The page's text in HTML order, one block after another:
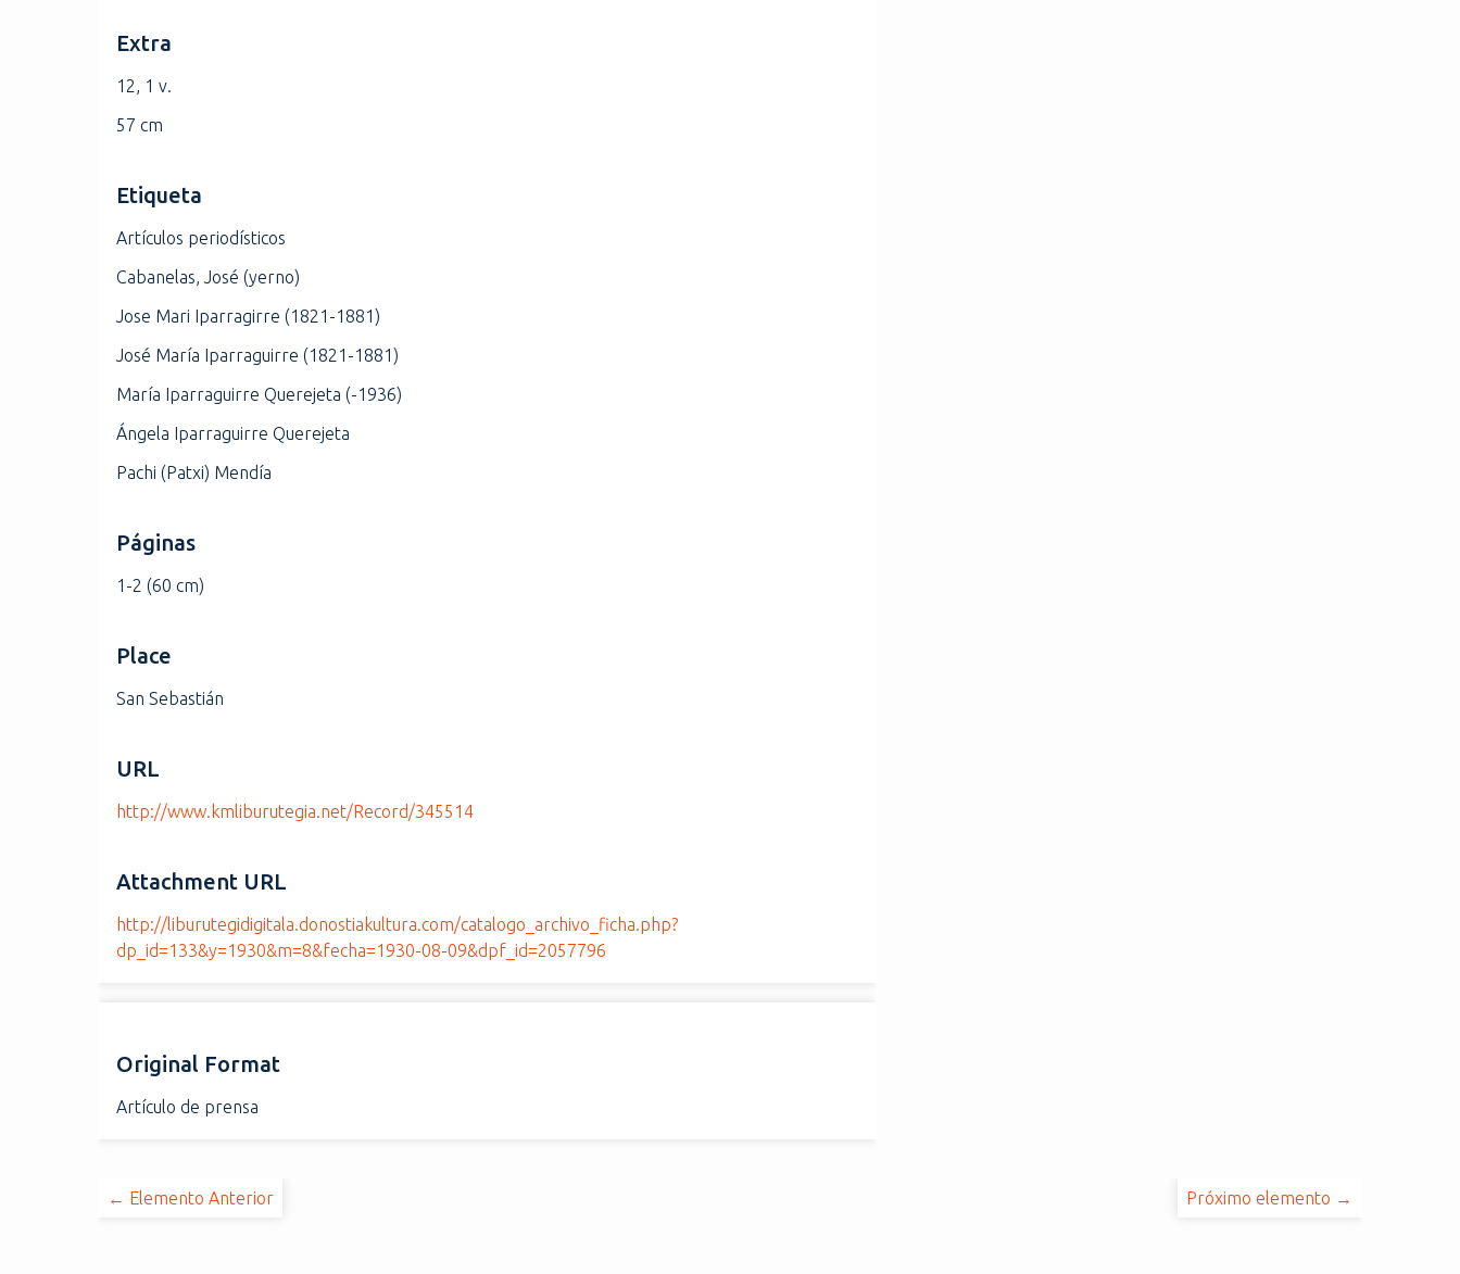
Extra
12, 1 v.
57 cm
Etiqueta
Artículos periodísticos
Cabanelas, José (yerno)
Jose Mari Iparragirre (1821-1881)
José María Iparraguirre (1821-1881)
María Iparraguirre Querejeta (-1936)
Ángela Iparraguirre Querejeta
Pachi (Patxi) Mendía
Páginas
1-2 (60 cm)
Place
San Sebastián
URL
http://www.kmliburutegia.net/Record/345514
Attachment URL
http://liburutegidigitala.donostiakultura.com/catalogo_archivo_ficha.php?
dp_id=133&y=1930&m=8&fecha=1930-08-09&dpf_id=2057796
Original Format
Artículo de prensa
← Elemento Anterior Próximo elemento →